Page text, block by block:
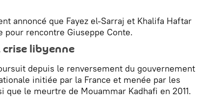
annoncé que Fayez el-Sarraj et Khalifa Haftar
pour rencontre Giuseppe Conte.
libyenne
depuis le renversement du gouvernement
initiée par la France et menée par les
que le meurtre de Mouammar Kadhafi en 2011.